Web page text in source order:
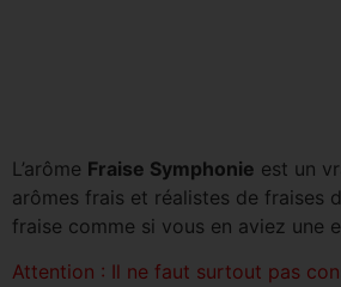
L’arôme Fraise Symphonie est un
arômes frais et réalistes de fraises
fraise comme si vous en aviez une
Attention : Il ne faut surtout pas